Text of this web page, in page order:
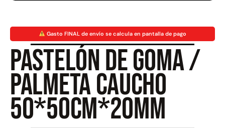
Gasto FINAL de envío se calcula en pantalla de pago
Pastelón de goma /
Palmeta caucho
50*50cm*20mm
Juego Modular 40
QplayGround
Juego Modular 25